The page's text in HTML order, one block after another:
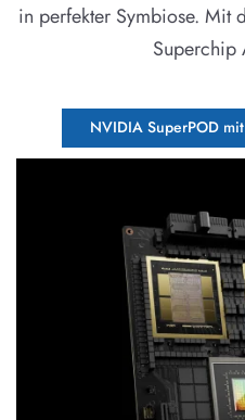
in perfekter Symbiose. Mit
Superchip
NVIDIA SuperPOD